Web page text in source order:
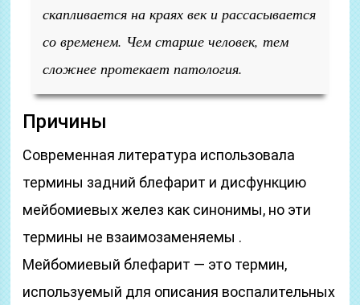
скапливается на краях век и рассасывается
со временем. Чем старше человек, тем
сложнее протекает патология.
Причины
Современная литература использовала
термины задний блефарит и дисфункцию
мейбомиевых желез как синонимы, но эти
термины не взаимозаменяемы .
Мейбомиевый блефарит — это термин,
используемый для описания воспалительных